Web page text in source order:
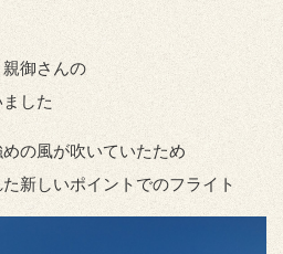
御さんの
した
の風が吹いていたため
新しいポイントでのフライト